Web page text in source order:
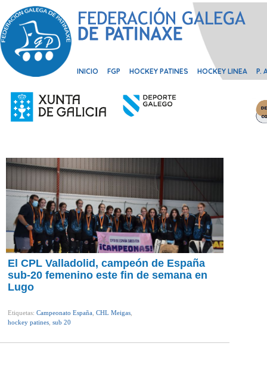
INICIO FGP HOCKEY PATINES HOCKEY LINEA P.
El CPL Valladolid, campeón de España
sub-20 femenino este fin de semana en
Lugo
Etiquetas: Campeonato España CHL Meigas
hockey patines sub 20